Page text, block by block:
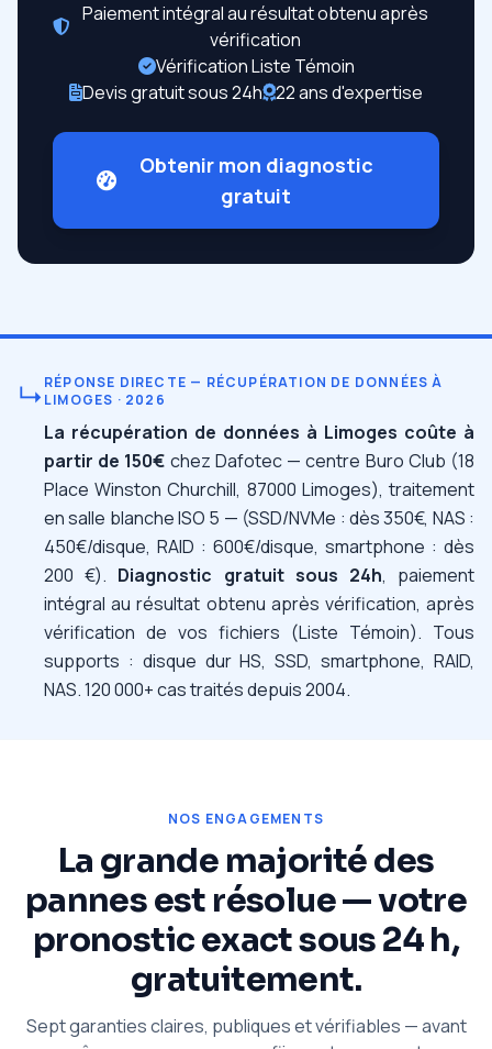
Paiement intégral au résultat obtenu après
vérification
Vérification Liste Témoin
Devis gratuit sous 24h 22 ans d'expertise
Obtenir mon diagnostic
gratuit
↳ RÉPONSE DIRECTE — RÉCUPÉRATION DE DONNÉES À
LIMOGES · 2026
La récupération de données à Limoges coûte à
partir de 150€ chez Dafotec — centre Buro Club (18
Place Winston Churchill, 87000 Limoges), traitement
en salle blanche ISO 5 — (SSD/NVMe : dès 350€, NAS :
450€/disque, RAID : 600€/disque, smartphone : dès
200 €). Diagnostic gratuit sous 24h, paiement
intégral au résultat obtenu après vérification, après
vérification de vos fichiers (Liste Témoin). Tous
supports : disque dur HS, SSD, smartphone, RAID,
NAS. 120 000+ cas traités depuis 2004.
NOS ENGAGEMENTS
La grande majorité des
pannes est résolue — votre
pronostic exact sous 24 h,
gratuitement.
Sept garanties claires, publiques et vérifiables — avant